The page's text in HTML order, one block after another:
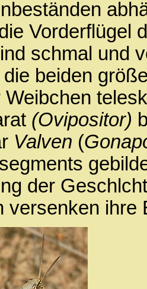
Vorderflügel
schmal und
beiden
Weibchen
(Ovipositor)
Valven (
der
versenken ihre